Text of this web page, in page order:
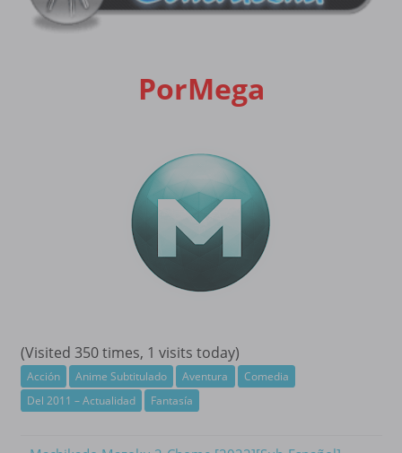
PorMega
(Visited 350 times, 1 visits today)
Acción Anime Subtitulado Aventura
Comedia
Del 2011 – Actualidad
Fantasía